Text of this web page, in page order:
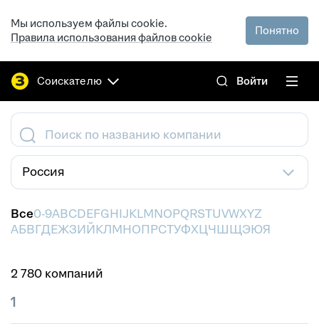
Мы используем файлы cookie.
Правила использования файлов cookie
Понятно
Соискателю Войти
Поиск по названию компании
Россия
Все0-9ABCDEFGHIJKLMNOPQRSTUVWXYZ
АБВГДЕЖЗИЙКЛМНОПРСТУФХЦЧШЩЭЮЯ
2 780 компаний
1